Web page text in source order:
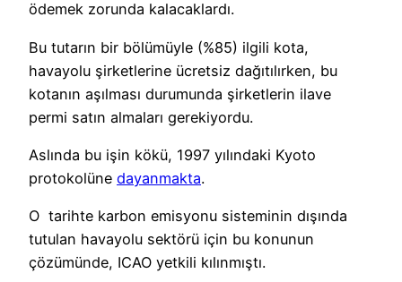
ödemek zorunda kalacaklardı.
Bu tutarın bir bölümüyle (%85) ilgili kota,
havayolu şirketlerine ücretsiz dağıtılırken, bu
kotanın aşılması durumunda şirketlerin ilave
permi satın almaları gerekiyordu.
Aslında bu işin kökü, 1997 yılındaki Kyoto
protokolüne dayanmakta.
O tarihte karbon emisyonu sisteminin dışında
tutulan havayolu sektörü için bu konunun
çözümünde, ICAO yetkili kılınmıştı.